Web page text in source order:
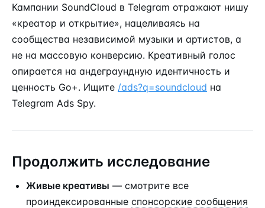
Кампании SoundCloud в Telegram отражают нишу
«креатор и открытие», нацеливаясь на
сообщества независимой музыки и артистов, а
не на массовую конверсию. Креативный голос
опирается на андеграундную идентичность и
ценность Go+. Ищите /ads?q=soundcloud на
Telegram Ads Spy.
Продолжить исследование
Живые креативы — смотрите все
проиндексированные спонсорские сообщения